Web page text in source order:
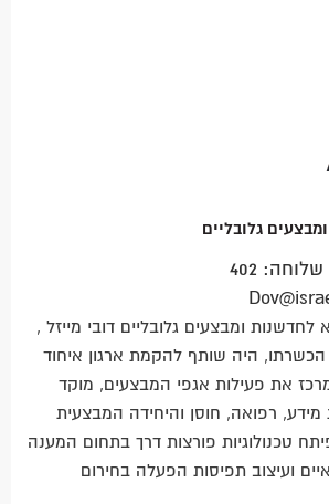
גלובליים
שלוחה: 402
לחדשנות ומבצעים גלובליים דובי מייזל ,
היה שותף להקמת ארגון איחוד
את פעילות אגפי המבצעים, מוקד
מידע, רפואה, חוסן והיחידה המבצעית
טכנולוגיות פורצות דרך בתחום המענה
ועיצוב תפיסות הפעלה בחירום